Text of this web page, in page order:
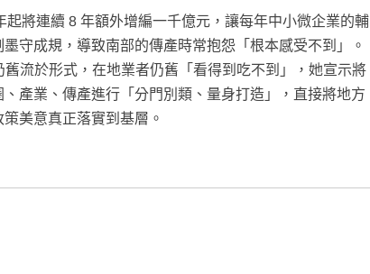
將連續 8 年額外增編一千億元，讓每年中小微企業的輔
守成規，導致南部的傳產時常抱怨「根本感受不到」。
流於形式，在地業者仍舊「看得到吃不到」，她宣示將
產業、傳產進行「分門別類、量身打造」，直接將地方
美意真正落實到基層。